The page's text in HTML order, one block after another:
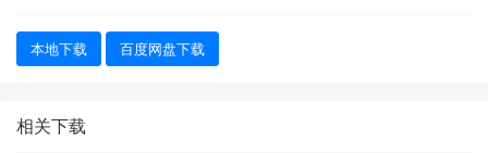
本地下载 百度网盘下载
相关下载